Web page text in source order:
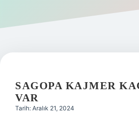
Gizlilik
Hakkımızda
SAGOPA KAJMER
VAR
Tarih: Aralık 21, 2024